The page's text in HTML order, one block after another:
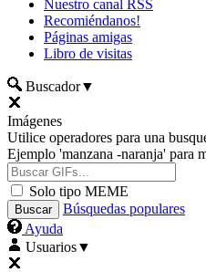
Nuestro canal RSS
Recomiéndanos!
Páginas amigas
Libro de visitas
Buscador▼
Imágenes
Utilice operadores para una
Ejemplo 'manzana -naranja' para
Solo tipo MEME
Búsquedas populares
Ayuda
Usuarios▼